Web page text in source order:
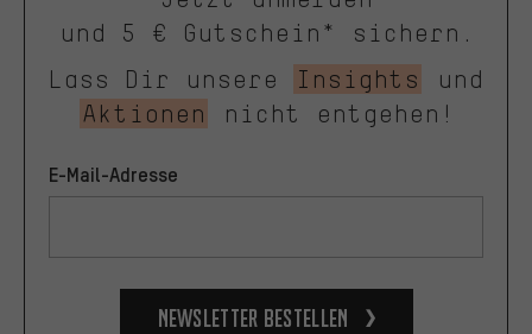
und 5 € Gutschein* sichern.
Lass Dir unsere
Insights
und
Aktionen
nicht entgehen!
E-Mail-Adresse
Newsletter bestellen